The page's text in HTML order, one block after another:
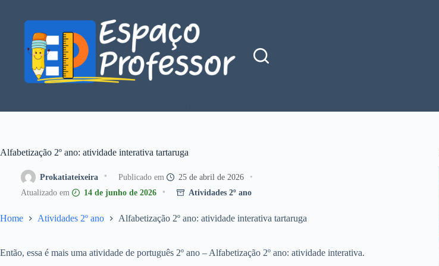
conteúdo
Alfabetização 2º ano: atividade interativa tartaruga
Prokatiateixeira
25 de abril de 2026
14 de junho de 2026
Atividades 2º ano
Home Atividades 2º ano Alfabetização 2º ano: atividade interativa tartaruga
Então, essa é mais uma atividade de português 2º ano – Alfabetização 2º ano: atividade interativa.